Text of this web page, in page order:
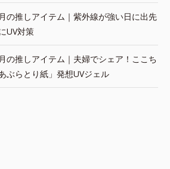
の推しアイテム｜紫外線が強い日に出先
UV対策
の推しアイテム｜夫婦でシェア！ここち
ぶらとり紙」発想UVジェル